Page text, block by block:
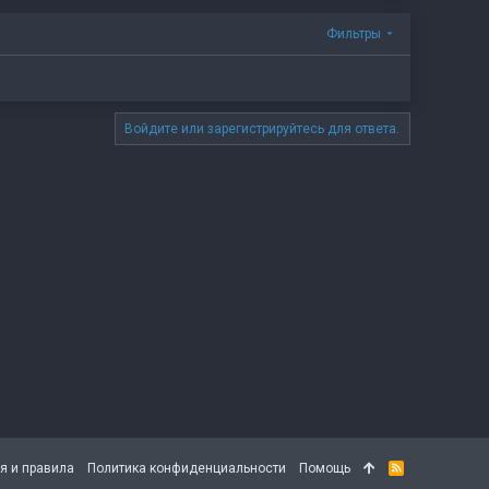
Фильтры
Войдите или зарегистрируйтесь для ответа.
и правила Политика конфиденциальности Помощь
R